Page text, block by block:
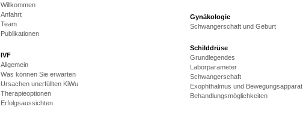
Willkommen
Anfahrt
Team
Publikationen
IVF
Allgemein
Was können Sie erwarten
Ursachen unerfüllten KiWu
Therapieoptionen
Erfolgsaussichten
Gynäkologie
Schwangerschaft und Geburt
Schilddrüse
Grundlegendes
Laborparameter
Schwangerschaft
Exophthalmus und Bewegungsapparat
Behandlungsmöglichkeiten